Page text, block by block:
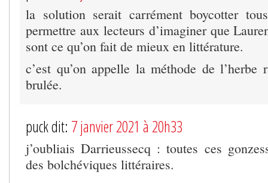
la solution serait carrément boycotter
permettre aux lecteurs d’imaginer que
sont ce qu’on fait de mieux en littérature.
c’est qu’on appelle la méthode de
brulée.
puck dit: 7 janvier 2021 à 20h33
j’oubliais Darrieussecq : toutes ces
des bolchéviques littéraires.